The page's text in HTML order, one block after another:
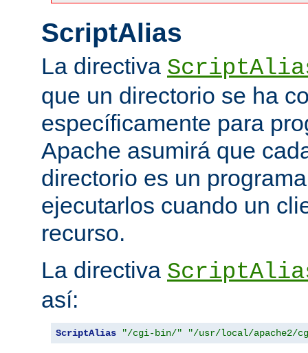
ScriptAlias
La directiva
que un directorio se ha
específicamente para
Apache asumirá que
directorio es un
ejecutarlos cuando un
recurso.
La directiva
así:
ScriptAlias "/cgi-bin/" "/usr/local/apache2/